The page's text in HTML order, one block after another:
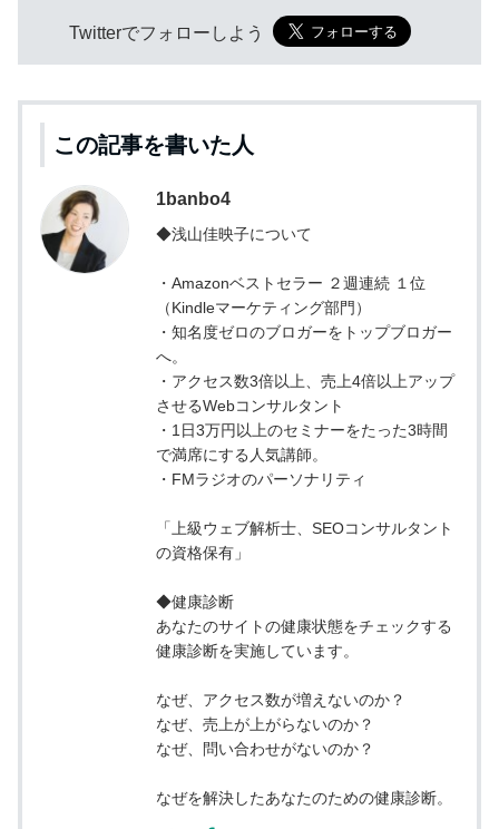
Twitterでフォローしよう
この記事を書いた人
1banbo4
◆浅山佳映子について
・Amazonベストセラー ２週連続 １位
（Kindleマーケティング部門）
・知名度ゼロのブロガーをトップブロガー
へ。
・アクセス数3倍以上、売上4倍以上アップ
させるWebコンサルタント
・1日3万円以上のセミナーをたった3時間
で満席にする人気講師。
・FMラジオのパーソナリティ
「上級ウェブ解析士、SEOコンサルタント
の資格保有」
◆健康診断
あなたのサイトの健康状態をチェックする
健康診断を実施しています。
なぜ、アクセス数が増えないのか？
なぜ、売上が上がらないのか？
なぜ、問い合わせがないのか？
なぜを解決したあなたのための健康診断。